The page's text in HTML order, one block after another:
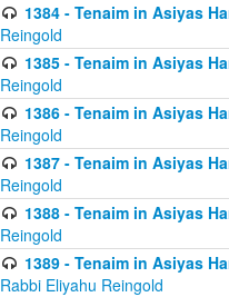
1384 - Tenaim in Asiyas
Reingold
1385 - Tenaim in Asiyas
Reingold
1386 - Tenaim in Asiyas
Reingold
1387 - Tenaim in Asiyas
Reingold
1388 - Tenaim in Asiyas
Reingold
1389 - Tenaim in Asiyas
Rabbi Eliyahu Reingold